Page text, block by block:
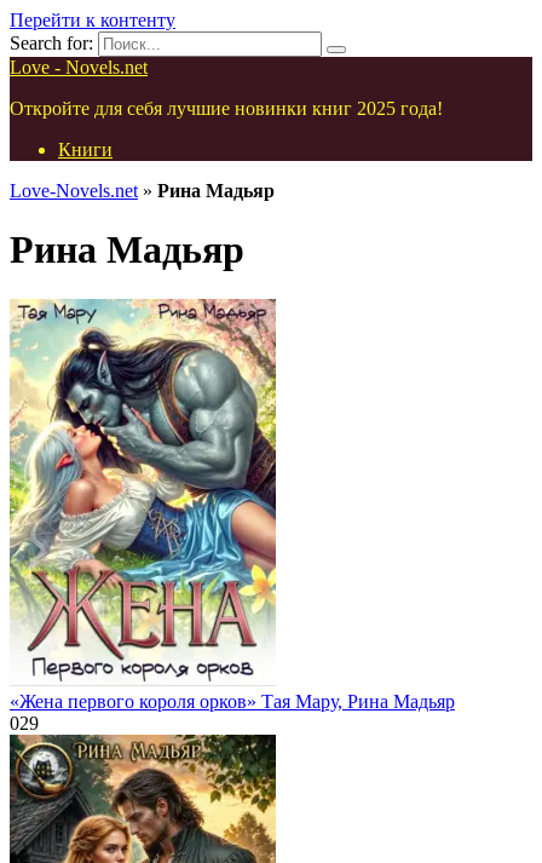
Перейти к контенту
Search for:
Love - Novels.net
Откройте для себя лучшие новинки книг 2025 года!
Книги
Love-Novels.net » Рина Мадьяр
Рина Мадьяр
«Жена первого короля орков» Тая Мару, Рина Мадьяр
029